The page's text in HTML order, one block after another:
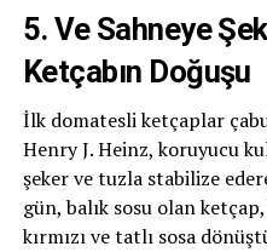
5. Ve Sahneye
Ketçabın Doğuşu
İlk domatesli ketçaplar
Henry J. Heinz, koruyucu
şeker ve tuzla stabilize
gün, balık sosu olan
kırmızı ve tatlı sosa